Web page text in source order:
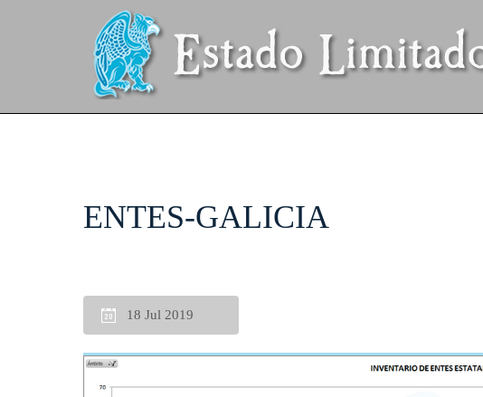
ENTES-GALICIA
18 Jul 2019